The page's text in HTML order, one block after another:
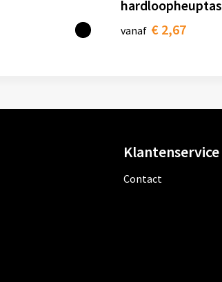
hardloopheuptas
vanaf € 2,67
Klantenservice
Contact